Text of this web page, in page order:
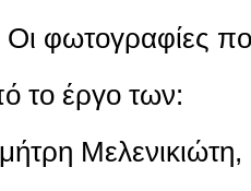
φωτογραφίες
το έργο των:
Μελενικιώτη,